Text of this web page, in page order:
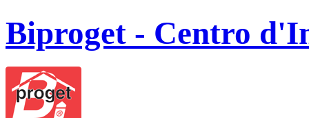
Biproget - Centro